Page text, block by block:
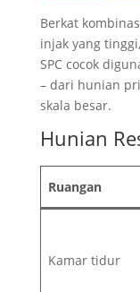
Berkat
injak yang
SPC cocok
– dari hunian
skala besar.
Hunian
Ruangan
Kamar tidur